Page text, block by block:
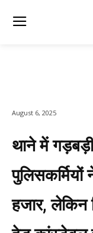
August 6, 2025
थाने में
हजार, लेकिन